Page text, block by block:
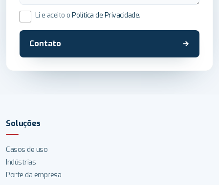
Li e aceito oPolítica de Privacidade.
Contato
Soluções
Casos de uso
Indústrias
Porte da empresa